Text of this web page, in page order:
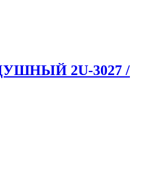
2U-3027 /